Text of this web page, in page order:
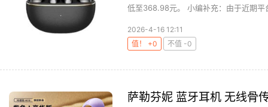
低至368.98元。 小编补充：由于近期平
2026-4-16 12:11
值！ +0
不值 -0
萨勒芬妮 蓝牙耳机 无线骨